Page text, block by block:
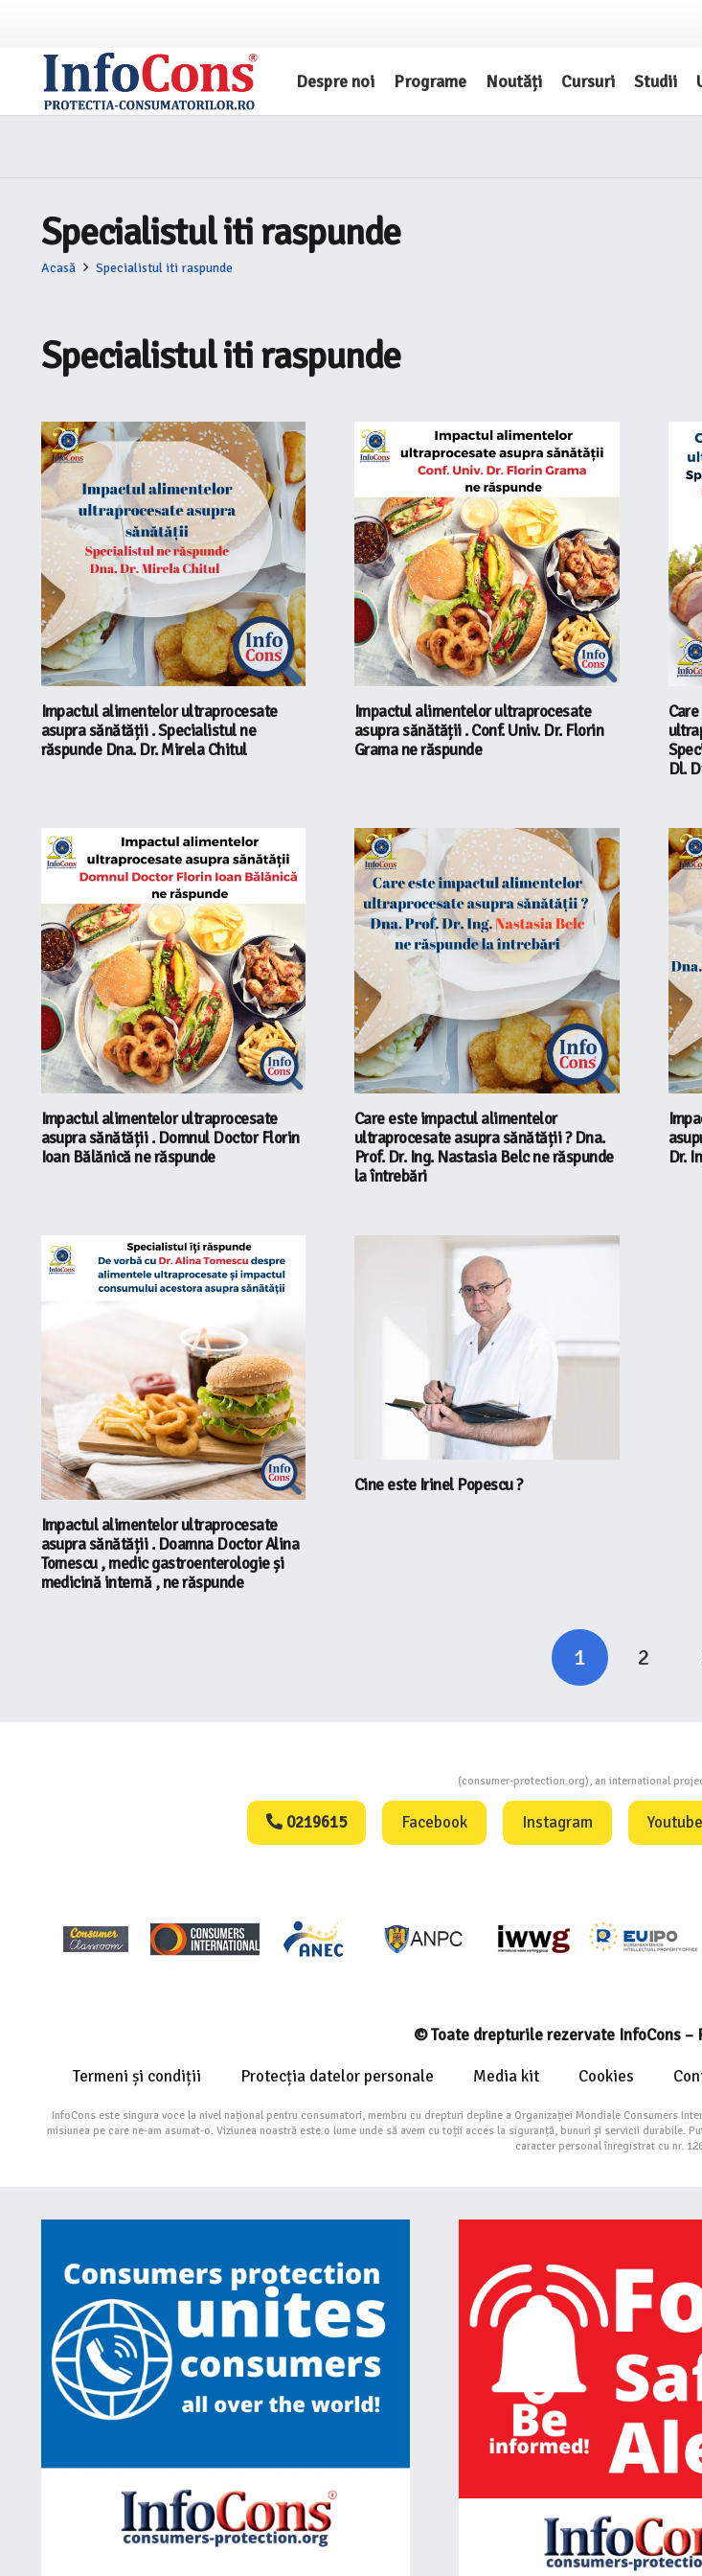
Despre noi Programe Noutăți Cursuri Studii
Specialistul iti raspunde
Acasă Specialistul iti raspunde
Specialistul iti raspunde
Impactul alimentelor ultraprocesate
asupra sănătății . Specialistul ne
răspunde Dna. Dr. Mirela Chitul
Impactul alimentelor ultraprocesate
asupra sănătății . Conf. Univ. Dr. Florin
Grama ne răspunde
Dl.
Impactul alimentelor ultraprocesate
asupra sănătății . Domnul Doctor Florin
Ioan Bălănică ne răspunde
Care este impactul alimentelor
ultraprocesate asupra sănătății ? Dna.
Prof. Dr. Ing. Nastasia Belc ne răspunde
la întrebări
Dr.
Impactul alimentelor ultraprocesate
asupra sănătății . Doamna Doctor Alina
Tomescu , medic gastroenterologie și
medicină internă , ne răspunde
Cine este Irinel Popescu ?
1 2
(consumer-protection.org), an international
0219615 Facebook Instagram Youtube
© Toate drepturile rezervate InfoCons –
Termeni și condiții Protecția datelor personale Media kit Cookies
InfoCons este singura voce la nivel național pentru consumatori, membru cu drepturi depline a Organizației Mondiale Consumers
misiunea pe care ne-am asumat-o. Viziunea noastră este o lume unde să avem cu toții acces la siguranță, bunuri și servicii
caracter personal înregistrat cu nr.